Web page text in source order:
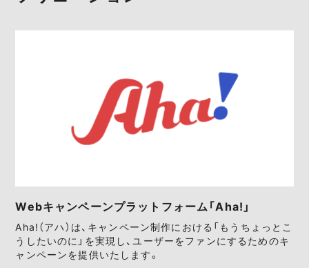
Webキャンペーンプラットフォーム「Aha!」
Aha!（アハ）は、キャンペーン制作における「もうちょっとこ
うしたいのに」を実現し、ユーザーをファンにするためのキ
ャンペーンを提供いたします。